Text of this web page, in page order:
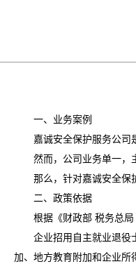
一、业务案例
嘉诚安全保护服务公司是
然而，公司业务单一，主
那么，针对嘉诚安全保护
二、政策依据
根据《财政部 税务总局
企业招用自主就业退役士
加、地方教育附加和企业所